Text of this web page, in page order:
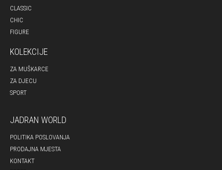
CLASSIC
CHIC
FIGURE
KOLEKCIJE
ZA MUŠKARCE
ZA DJECU
SPORT
JADRAN WORLD
POLITIKA POSLOVANJA
PRODAJNA MJESTA
KONTAKT